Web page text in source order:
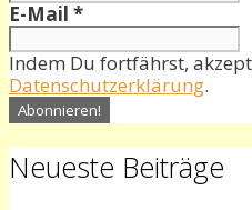
E-Mail *
Indem Du fortfährst,
Datenschutzerklärung.
Neueste Beiträge